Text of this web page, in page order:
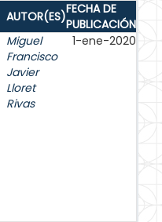
AUTOR(ES)FECHA DE
PUBLICACIÓN
Miguel
Francisco
Javier
Lloret
Rivas
1-ene-2020